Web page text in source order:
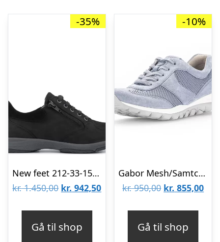
-35%
New feet 212-33-1510
kr.1.450,00 Den
var:
kr. 942,50Den
Gå til shop
-10%
Gabor Mesh/Samtchevr 46.966.66
kr.950,00 Den
var:
kr. 855,00Den
Gå til shop